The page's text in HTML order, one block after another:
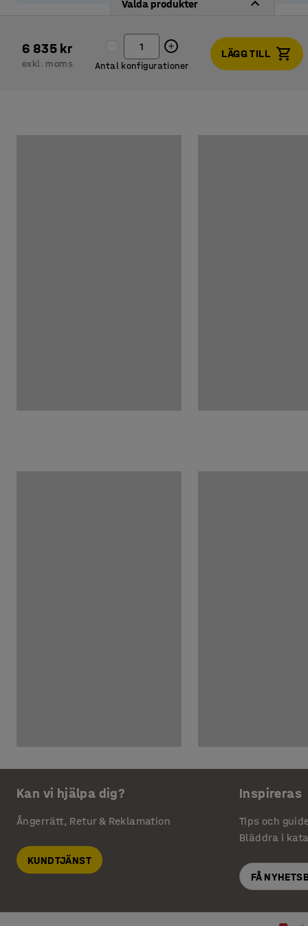
Valda produkter
6 835 kr
exkl. moms Antal konfigurationer
LÄGG TILL
Kan vi hjälpa dig?
Ångerrätt, Retur & Reklamation
KUNDTJÄNST
Inspireras
Tips och
Bläddra i
FÅ